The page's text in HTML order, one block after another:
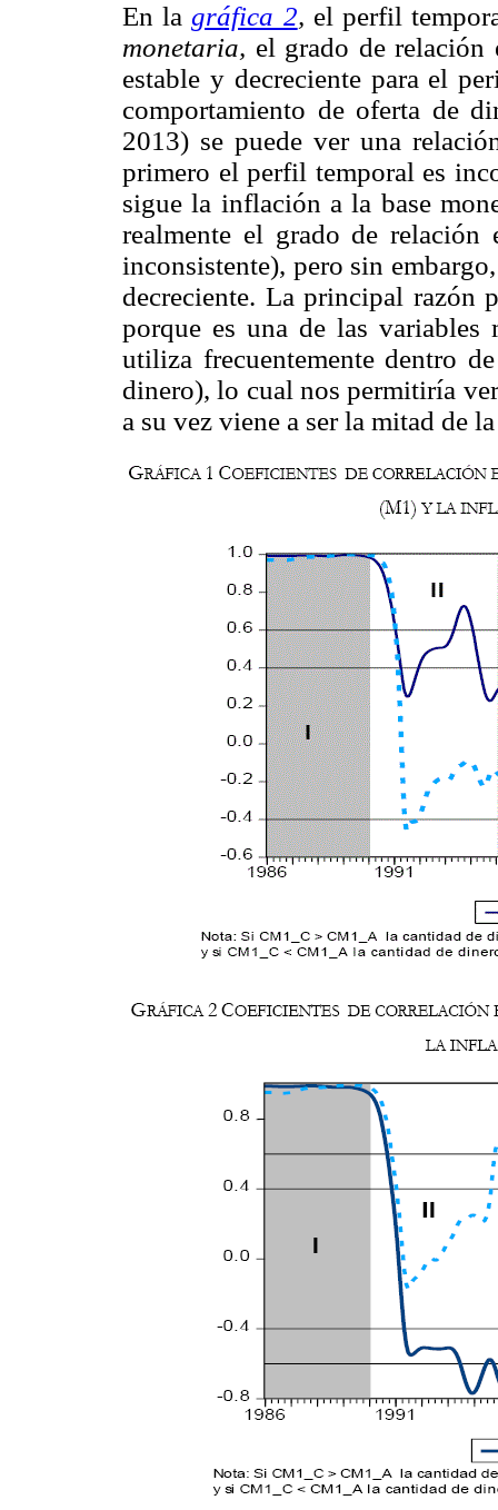
En lagráfica 2, el perfil
monetaria, el grado de relación
estable y decreciente para el
comportamiento de oferta de
2013) se puede ver una
primero el perfil temporal es
sigue la inflación a la base
realmente el grado de relación
inconsistente), pero sin
decreciente. La principal razón
porque es una de las
utiliza frecuentemente dentro
dinero), lo cual nos permitiría
a su vez viene a ser la mitad de